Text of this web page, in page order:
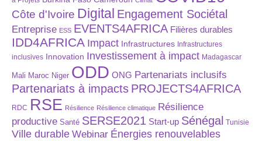
Côte d'Ivoire Digital Engagement Sociétal
Entreprise ESS EVENTS4AFRICA Filières durables
IDD4AFRICA Impact Infrastructures Infrastructures
inclusives Innovation Investissement à impact Madagascar
Mali Maroc Niger ODD ONG Partenariats inclusifs
Partenariats à impacts PROJECTS4AFRICA
RDC RSE Résilience Résilience climatique Résilience
productive Santé SERSE2021 Start-up Sénégal Tunisie
Ville durable Webinar Énergies renouvelables